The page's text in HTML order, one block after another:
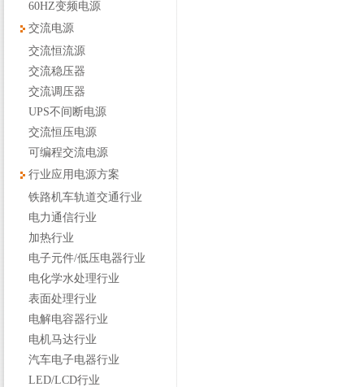
60HZ变频电源
交流电源
交流恒流源
交流稳压器
交流调压器
UPS不间断电源
交流恒压电源
可编程交流电源
行业应用电源方案
铁路机车轨道交通行业
电力通信行业
加热行业
电子元件/低压电器行业
电化学水处理行业
表面处理行业
电解电容器行业
电机马达行业
汽车电子电器行业
LED/LCD行业